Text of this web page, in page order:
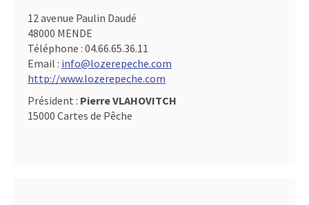
12 avenue Paulin Daudé
48000 MENDE
Téléphone : 04.66.65.36.11
Email : info@lozerepeche.com
http://www.lozerepeche.com
Président : Pierre VLAHOVITCH
15000 Cartes de Pêche